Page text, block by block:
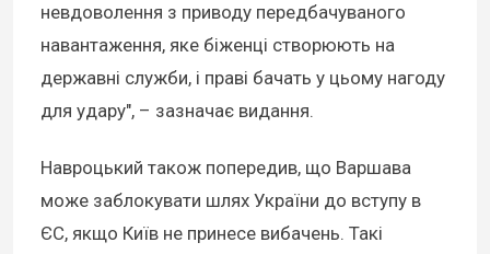
невдоволення з приводу передбачуваного
навантаження, яке біженці створюють на
державні служби, і праві бачать у цьому нагоду
для удару", – зазначає видання.
Навроцький також попередив, що Варшава
може заблокувати шлях України до вступу в
ЄС, якщо Київ не принесе вибачень. Такі